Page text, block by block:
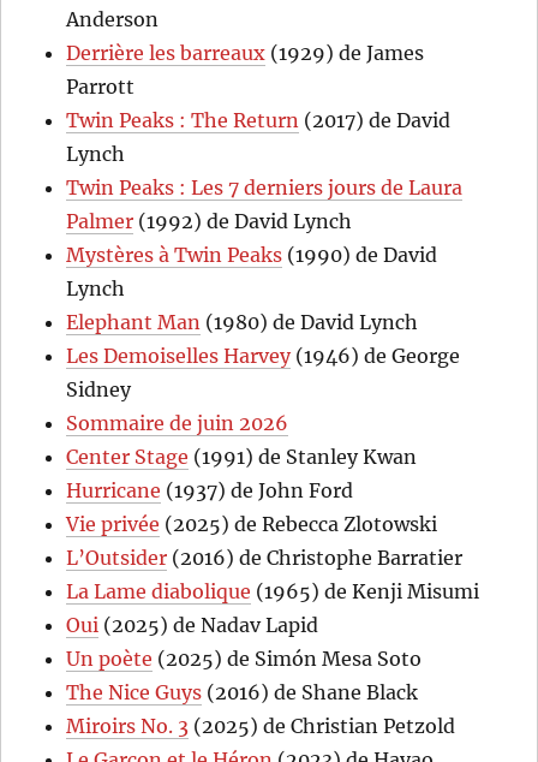
Anderson
Derrière les barreaux (1929) de James
Parrott
Twin Peaks : The Return (2017) de David
Lynch
Twin Peaks : Les 7 derniers jours de Laura
Palmer (1992) de David Lynch
Mystères à Twin Peaks (1990) de David
Lynch
Elephant Man (1980) de David Lynch
Les Demoiselles Harvey(1946) de George
Sidney
Sommaire de juin 2026
Center Stage (1991) de Stanley Kwan
Hurricane (1937) de John Ford
Vie privée (2025) de Rebecca Zlotowski
L’Outsider (2016) de Christophe Barratier
La Lame diabolique (1965) de Kenji Misumi
Oui (2025) de Nadav Lapid
Un poète (2025) de Simón Mesa Soto
The Nice Guys (2016) de Shane Black
Miroirs No. 3 (2025) de Christian Petzold